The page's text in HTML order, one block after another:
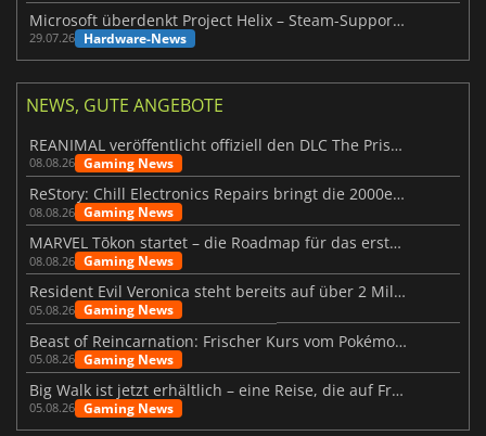
Microsoft überdenkt Project Helix – Steam-Support gefährdet
29.07.26 Hardware-News
NEWS, GUTE ANGEBOTE
REANIMAL veröffentlicht offiziell den DLC The Prisoner
08.08.26 Gaming News
ReStory: Chill Electronics Repairs bringt die 2000er zurück
08.08.26 Gaming News
MARVEL Tōkon startet – die Roadmap für das erste Jahr wurde vorgestellt
08.08.26 Gaming News
Resident Evil Veronica steht bereits auf über 2 Millionen Wunschlisten
05.08.26 Gaming News
Beast of Reincarnation: Frischer Kurs vom Pokémon-Studio
05.08.26 Gaming News
Big Walk ist jetzt erhältlich – eine Reise, die auf Freundschaft basiert
05.08.26 Gaming News